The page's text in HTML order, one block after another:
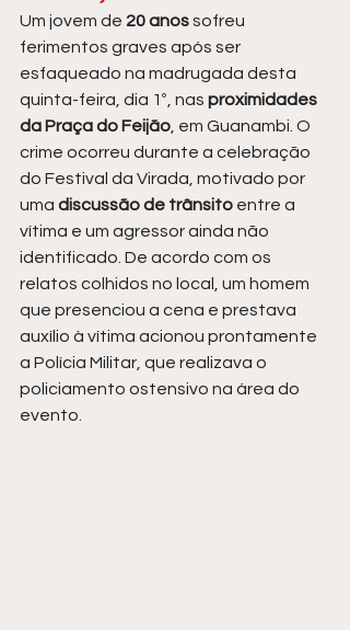
Um jovem de 20 anos sofreu
ferimentos graves após ser
esfaqueado na madrugada desta
quinta-feira, dia 1º, nas proximidades
da Praça do Feijão , em Guanambi. O
crime ocorreu durante a celebração
do Festival da Virada, motivado por
uma discussão de trânsito entre a
vítima e um agressor ainda não
identificado. De acordo com os
relatos colhidos no local, um homem
que presenciou a cena e prestava
auxílio à vítima acionou prontamente
a Polícia Militar, que realizava o
policiamento ostensivo na área do
evento.